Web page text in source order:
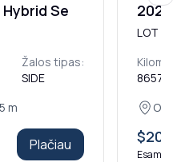
Se
Žalos tipas:
SIDE
m
Plačiau
2021
LOT
86579
Esamas